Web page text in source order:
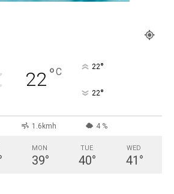
22°C 22°
22°
1.6kmh 4 %
MON
39°
TUE
40°
WED
41 °